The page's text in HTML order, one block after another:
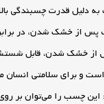
دلیل قدرت چسبندگی
از خشک شدن، در
خشک شدن، قابل شستشو
و برای سلامتی
چسب را می‌توان بر